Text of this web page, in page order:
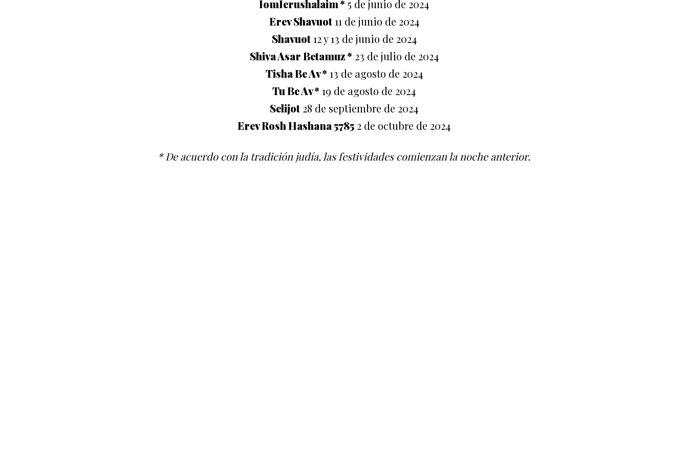
IomIerushalaim * 5 de junio de 2024
Erev Shavuot11 de junio de 2024
Shavuot12 y 13 de junio de 2024
Shiva Asar Betamuz * 23 de julio de 2024
Tisha Be Av * 13 de agosto de 2024
Tu Be Av * 19 de agosto de 2024
Selijot 28 de septiembre de 2024
Erev Rosh Hashana 5785 2 de octubre de 2024
* De acuerdo con la tradición judía, las festividades comienzan la noche anterior.